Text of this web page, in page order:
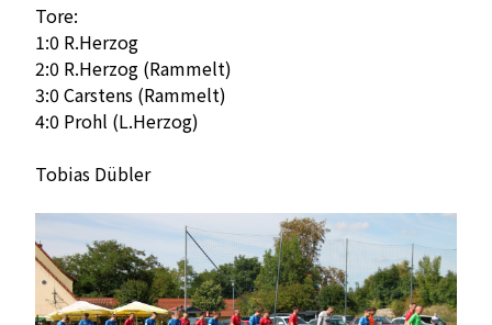
Tore:
1:0 R.Herzog
2:0 R.Herzog (Rammelt)
3:0 Carstens (Rammelt)
4:0 Prohl (L.Herzog)
Tobias Dübler